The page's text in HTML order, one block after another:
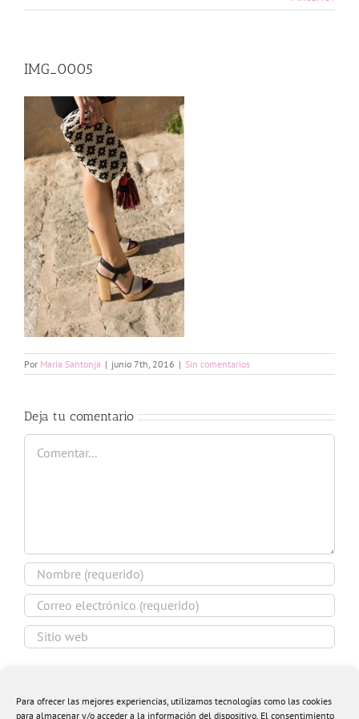
Para ofrecer las mejores experiencias, utilizamos tecnologías como las cookies
para almacenar y/o acceder a la información del dispositivo. El consentimiento
IMG_0005
Por Maria Santonja | junio 7th, 2016 | Sin comentarios
Deja tu comentario
Comentar
navegador para la próxima vez que comente.